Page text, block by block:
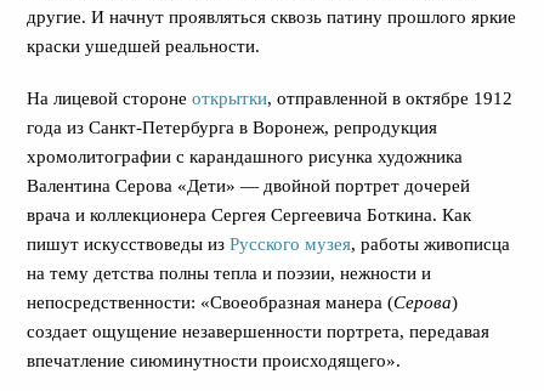
другие. И начнут проявляться сквозь патину прошлого яркие
краски ушедшей реальности.
На лицевой стороне открытки, отправленной в октябре 1912
года из Санкт-Петербурга в Воронеж, репродукция
хромолитографии с карандашного рисунка художника
Валентина Серова «Дети» — двойной портрет дочерей
врача и коллекционера Сергея Сергеевича Боткина. Как
пишут искусствоведы из Русского музея, работы живописца
на тему детства полны тепла и поэзии, нежности и
непосредственности: «Своеобразная манера (Серова)
создает ощущение незавершенности портрета, передавая
впечатление сиюминутности происходящего».